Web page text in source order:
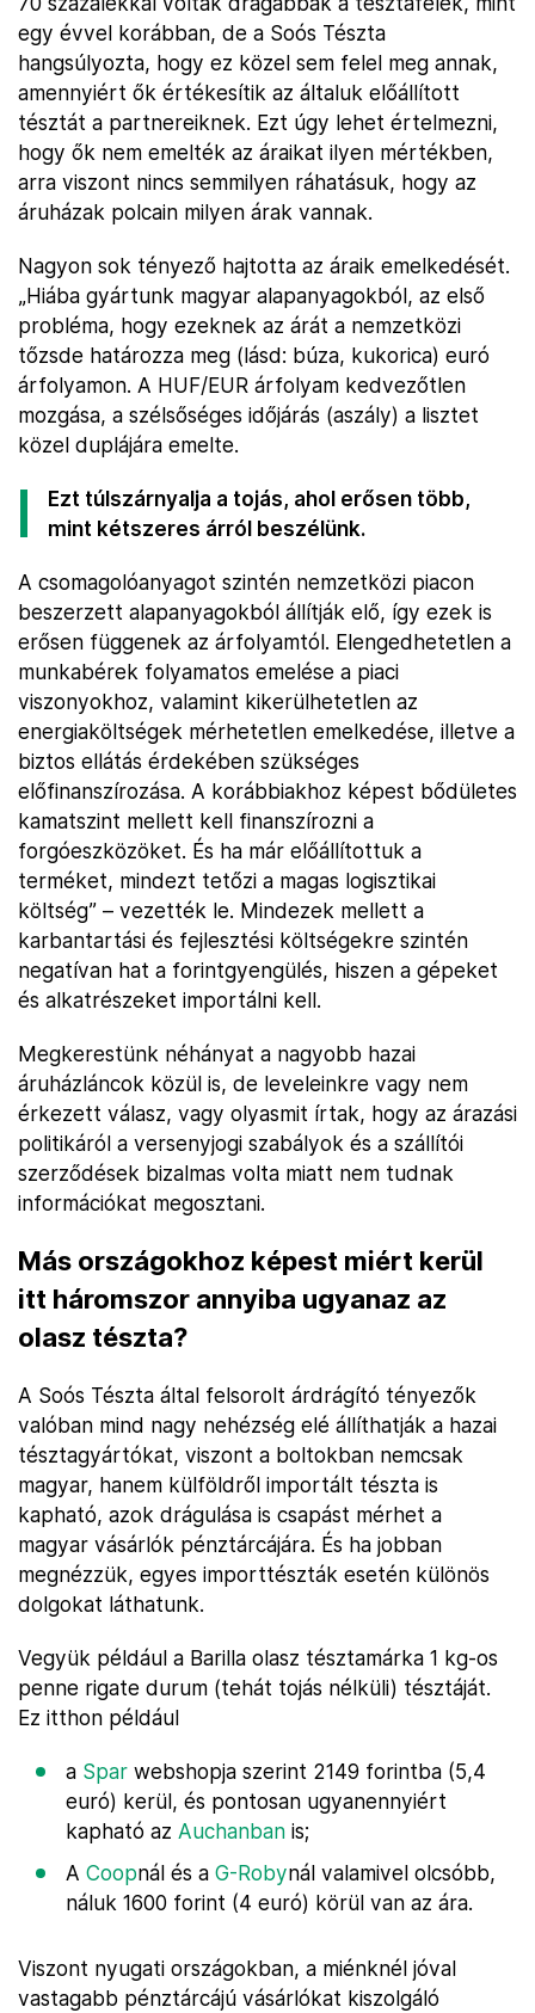
egy évvel korábban, de a Soós Tészta
hangsúlyozta, hogy ez közel sem felel meg annak,
amennyiért ők értékesítik az általuk előállított
tésztát a partnereiknek. Ezt úgy lehet értelmezni,
hogy ők nem emelték az áraikat ilyen mértékben,
arra viszont nincs semmilyen ráhatásuk, hogy az
áruházak polcain milyen árak vannak.
Nagyon sok tényező hajtotta az áraik emelkedését.
„Hiába gyártunk magyar alapanyagokból, az első
probléma, hogy ezeknek az árát a nemzetközi
tőzsde határozza meg (lásd: búza, kukorica) euró
árfolyamon. A HUF/EUR árfolyam kedvezőtlen
mozgása, a szélsőséges időjárás (aszály) a lisztet
közel duplájára emelte.
Ezt túlszárnyalja a tojás, ahol erősen több,
mint kétszeres árról beszélünk.
A csomagolóanyagot szintén nemzetközi piacon
beszerzett alapanyagokból állítják elő, így ezek is
erősen függenek az árfolyamtól. Elengedhetetlen a
munkabérek folyamatos emelése a piaci
viszonyokhoz, valamint kikerülhetetlen az
energiaköltségek mérhetetlen emelkedése, illetve a
biztos ellátás érdekében szükséges
előfinanszírozása. A korábbiakhoz képest bődületes
kamatszint mellett kell finanszírozni a
forgóeszközöket. És ha már előállítottuk a
terméket, mindezt tetőzi a magas logisztikai
költség” – vezették le. Mindezek mellett a
karbantartási és fejlesztési költségekre szintén
negatívan hat a forintgyengülés, hiszen a gépeket
és alkatrészeket importálni kell.
Megkerestünk néhányat a nagyobb hazai
áruházláncok közül is, de leveleinkre vagy nem
érkezett válasz, vagy olyasmit írtak, hogy az árazási
politikáról a versenyjogi szabályok és a szállítói
szerződések bizalmas volta miatt nem tudnak
információkat megosztani.
Más országokhoz képest miért kerül
itt háromszor annyiba ugyanaz az
olasz tészta?
A Soós Tészta által felsorolt árdrágító tényezők
valóban mind nagy nehézség elé állíthatják a hazai
tésztagyártókat, viszont a boltokban nemcsak
magyar, hanem külföldről importált tészta is
kapható, azok drágulása is csapást mérhet a
magyar vásárlók pénztárcájára. És ha jobban
megnézzük, egyes importtészták esetén különös
dolgokat láthatunk.
Vegyük például a Barilla olasz tésztamárka 1 kg-os
penne rigate durum (tehát tojás nélküli) tésztáját.
Ez itthon például
a Spar webshopja szerint 2149 forintba (5,4
euró) kerül, és pontosan ugyanennyiért
kapható az Auchanban is;
A Coopnál és a G-Robynál valamivel olcsóbb,
náluk 1600 forint (4 euró) körül van az ára.
Viszont nyugati országokban, a miénknél jóval
vastagabb pénztárcájú vásárlókat kiszolgáló